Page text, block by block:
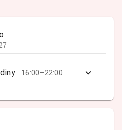
16:00–22:00